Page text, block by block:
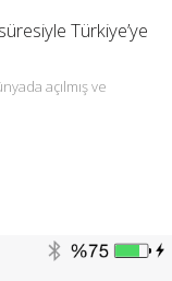
Türkiye’ye
açılmış ve